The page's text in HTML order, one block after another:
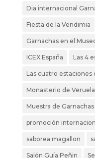
Dia internacional
Fiesta de la Vendimia
Garnachas en el
ICEX España Las 4
Las cuatro estaciones
Monasterio de Veruela
Muestra de Garnachas
promoción
saborea magallon
Salón Guía Peñin